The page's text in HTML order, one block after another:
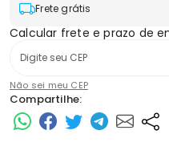
Frete grátis
Calcular frete e prazo de
Não sei meu CEP
Compartilhe: